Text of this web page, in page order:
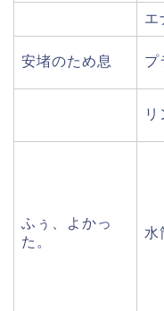
エ
安堵のため息 プ
リ
ふぅ、よかっ
た。
水